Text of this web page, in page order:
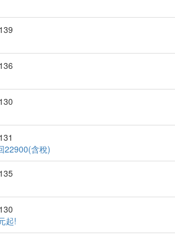
22900(含稅)
起!